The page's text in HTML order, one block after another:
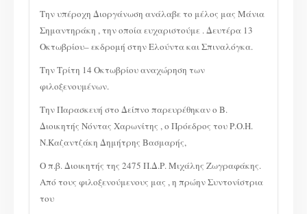
Την υπέροχη Διοργάνωση ανάλαβε το μέλος μας Μάνια
Σημαντηράκη , την οποία ευχαριστούμε . Δευτέρα 13
Οκτωβρίου– εκδρομή στην Ελούντα και Σπιναλόγκα.
Την Τρίτη 14 Οκτωβρίου αναχώρηση των
φιλοξενουμένων.
Την Παρασκευή στο Δείπνο παρευρέθηκαν ο Β.
Διοικητής Νόντας Χαρωνίτης , ο Πρόεδρος του Ρ.Ο.Η.
Ν.Καζαντζάκη Δημήτρης Βασμαρής,
Ο π.β. Διοικητής της 2475 Π.Δ.Ρ. Μιχάλης Ζωγραφάκης.
Από τους φιλοξενούμενους μας , η πρώην Συντονίστρια
του